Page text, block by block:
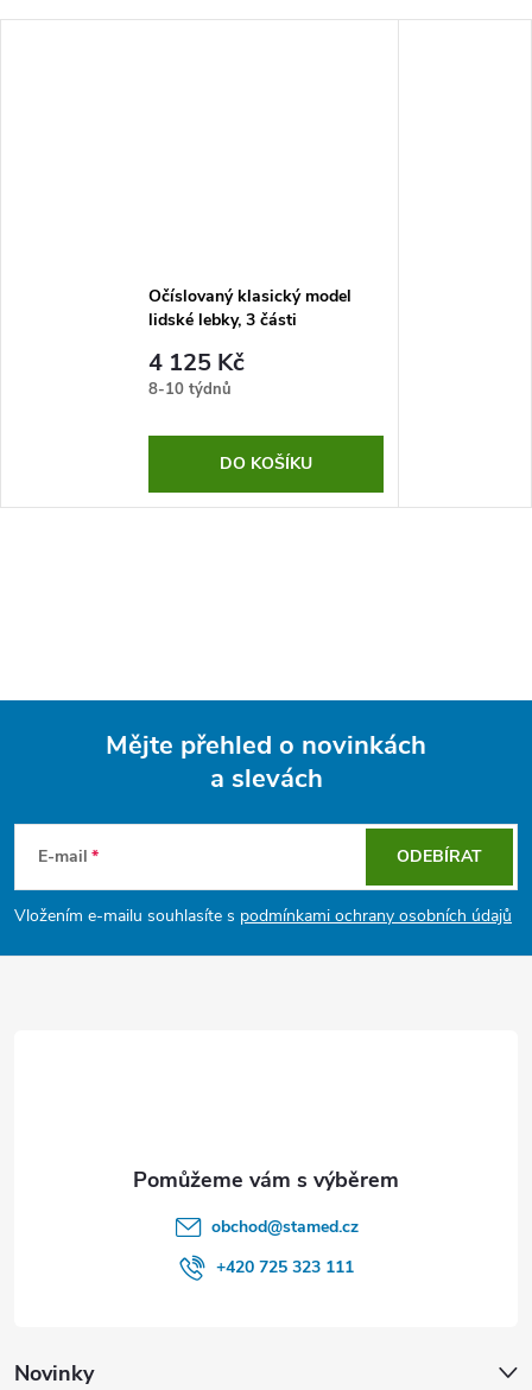
Očíslovaný klasický model
lidské lebky, 3 části
4 125 Kč
8-10 týdnů
DO KOŠÍKU
p
Mějte přehled o novinkách
a slevách
E-mail
Vložením e-mailu souhlasíte s podmínkami ochrany osobních údajů
ODEBÍRAT
Novinky
obchod@stamed.cz
+420 725 323 111